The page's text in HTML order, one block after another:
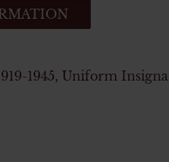
1945, Uniform Insigna